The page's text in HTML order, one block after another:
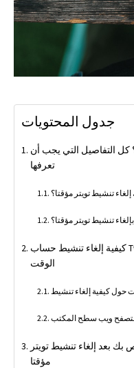
جدول المحتويات
التفاصيل التي يجب أن
تعرفها
تنشيط تويتر مؤقتا؟
تنشيط تويتر مؤقتا؟
كيفية إلغاء تنشيط حساب Twitter مؤقتا: دليل المغادرة لفترة من
الوقت
متصفح ويب سطح المكتب
بعد إلغاء تنشيط تويتر
مؤقتا